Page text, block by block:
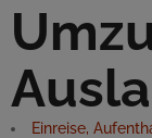
Einreise,